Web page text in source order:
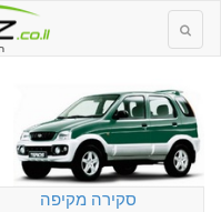
סקירה מקיפה